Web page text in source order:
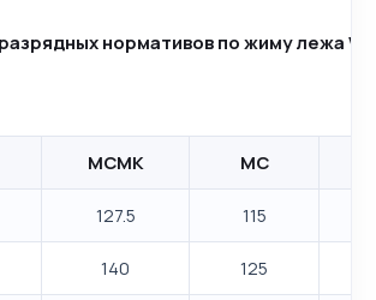
нормативов по жиму лежа
МСМК МС
127.5 115
140 125